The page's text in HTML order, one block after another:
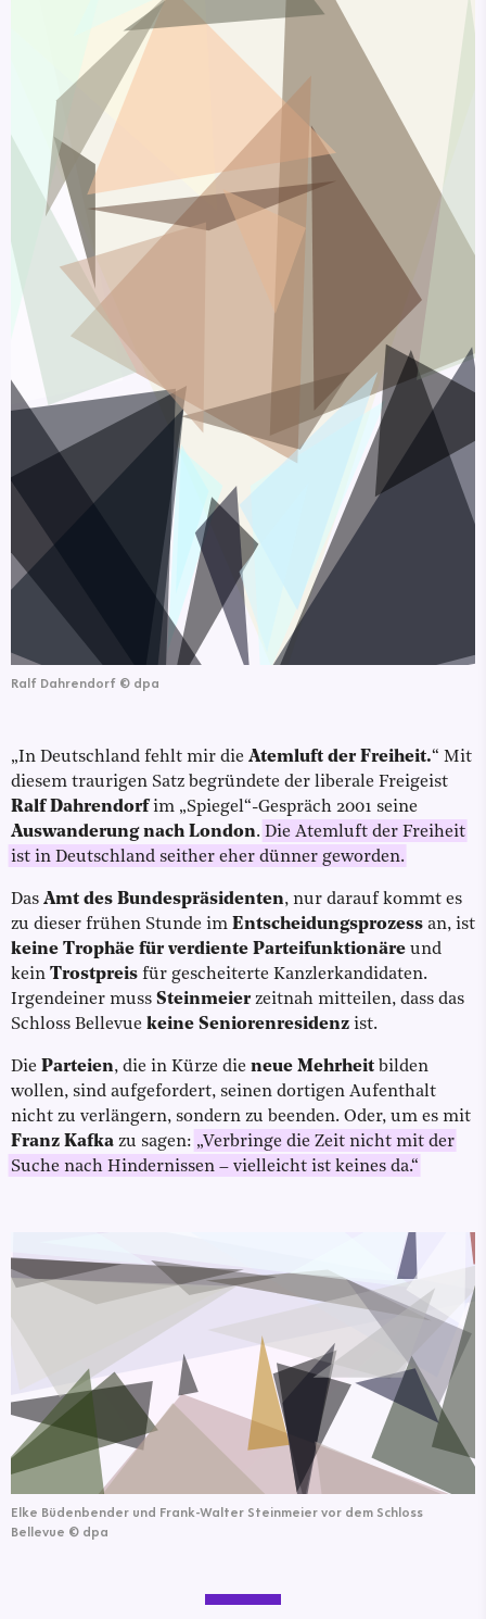
Ralf Dahrendorf © dpa
„In Deutschland fehlt mir die Atemluft der Freiheit.“ Mit
diesem traurigen Satz begründete der liberale Freigeist
Ralf Dahrendorfim „Spiegel“-Gespräch 2001 seine
Auswanderung nach London. Die Atemluft der Freiheit
ist in Deutschland seither eher dünner geworden.
Das Amt des Bundespräsidenten, nur darauf kommt es
zu dieser frühen Stunde im Entscheidungsprozess an, ist
keine Trophäe für verdiente Parteifunktionäre und
kein Trostpreis für gescheiterte Kanzlerkandidaten.
Irgendeiner muss Steinmeierzeitnah mitteilen, dass das
Schloss Bellevue keine Seniorenresidenz ist.
Die Parteien, die in Kürze die neue Mehrheit bilden
wollen, sind aufgefordert, seinen dortigen Aufenthalt
nicht zu verlängern, sondern zu beenden. Oder, um es mit
Franz Kafka zu sagen: „Verbringe die Zeit nicht mit der
Suche nach Hindernissen – vielleicht ist keines da.“
Elke Büdenbender und Frank-Walter Steinmeier vor dem Schloss
Bellevue © dpa